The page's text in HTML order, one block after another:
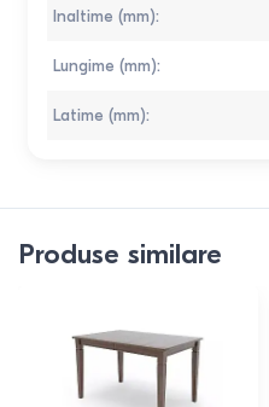
Inaltime (mm):
Lungime (mm):
Latime (mm):
Produse similare